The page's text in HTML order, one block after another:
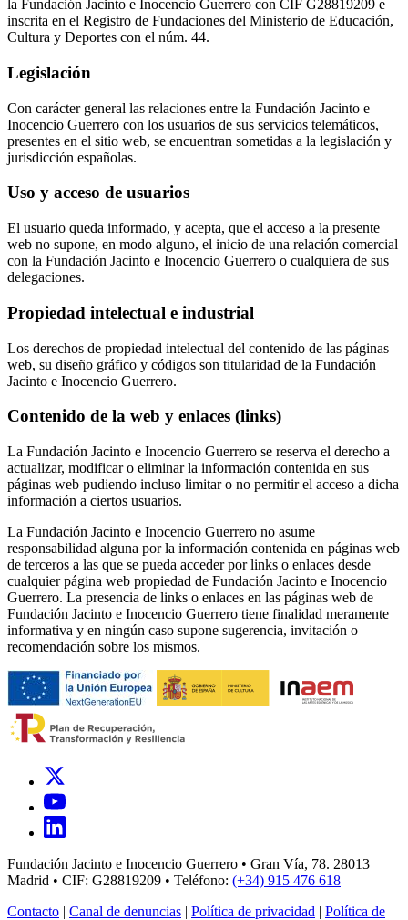
la Fundación Jacinto e Inocencio Guerrero con CIF G28819209 e
inscrita en el Registro de Fundaciones del Ministerio de Educación,
Cultura y Deportes con el núm. 44.
Legislación
Con carácter general las relaciones entre la Fundación Jacinto e
Inocencio Guerrero con los usuarios de sus servicios telemáticos,
presentes en el sitio web, se encuentran sometidas a la legislación y
jurisdicción españolas.
Uso y acceso de usuarios
El usuario queda informado, y acepta, que el acceso a la presente
web no supone, en modo alguno, el inicio de una relación comercial
con la Fundación Jacinto e Inocencio Guerrero o cualquiera de sus
delegaciones.
Propiedad intelectual e industrial
Los derechos de propiedad intelectual del contenido de las páginas
web, su diseño gráfico y códigos son titularidad de la Fundación
Jacinto e Inocencio Guerrero.
Contenido de la web y enlaces (links)
La Fundación Jacinto e Inocencio Guerrero se reserva el derecho a
actualizar, modificar o eliminar la información contenida en sus
páginas web pudiendo incluso limitar o no permitir el acceso a dicha
información a ciertos usuarios.
La Fundación Jacinto e Inocencio Guerrero no asume
responsabilidad alguna por la información contenida en páginas web
de terceros a las que se pueda acceder por links o enlaces desde
cualquier página web propiedad de Fundación Jacinto e Inocencio
Guerrero. La presencia de links o enlaces en las páginas web de
Fundación Jacinto e Inocencio Guerrero tiene finalidad meramente
informativa y en ningún caso supone sugerencia, invitación o
recomendación sobre los mismos.
Fundación Jacinto e Inocencio Guerrero • Gran Vía, 78. 28013
Madrid • CIF: G28819209 • Teléfono: (+34) 915 476 618
Contacto | Canal de denuncias | Política de privacidad | Política de